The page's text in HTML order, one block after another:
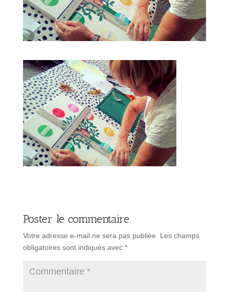
Poster le commentaire
Votre adresse e-mail ne sera pas publiée.
Les champs
obligatoires sont indiqués avec *